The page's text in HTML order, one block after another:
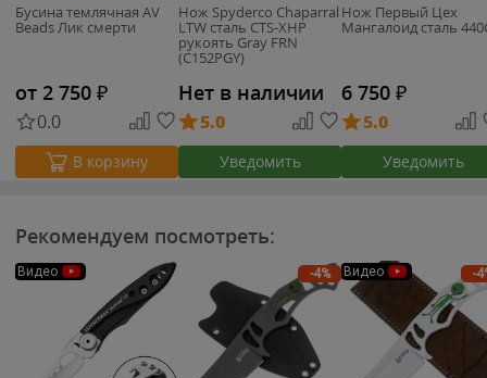
Бусина темлячная AV
Beads Лик смерти
от 2 750 ₽
0.0
В корзину
Нож Spyderco Chaparral
LTW сталь CTS-XHP
рукоять Gray FRN
(C152PGY)
Нет в наличии
5.0
Уведомить
Нож Первый Цех
Мангалоид сталь
6 750 ₽
5.0
Уведомить
Рекомендуем посмотреть:
Видео -4% -
Видео